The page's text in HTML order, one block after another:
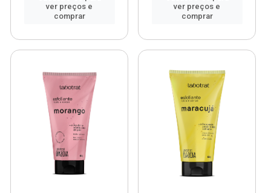
ver preços e
comprar
ver preços e
comprar